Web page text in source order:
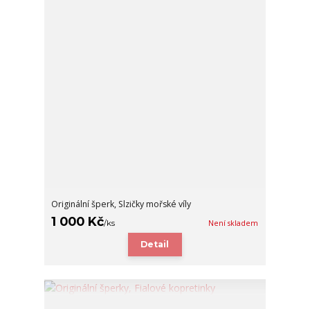
Originální šperk, Slzičky mořské víly
1 000 Kč/ks Není skladem
Detail